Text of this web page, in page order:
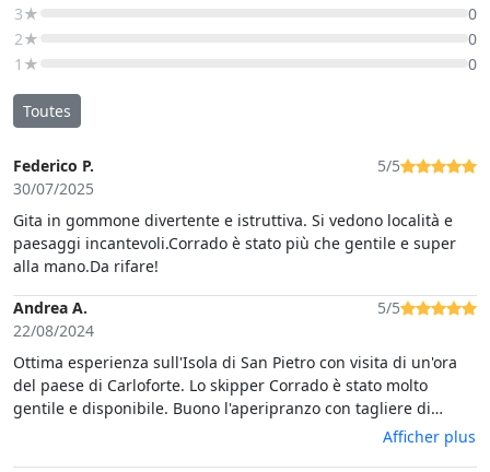
3★
0
2★
0
1★
0
Toutes
Federico P.
30/07/2025
5/5
Gita in gommone divertente e istruttiva. Si vedono località e
paesaggi incantevoli.Corrado è stato più che gentile e super
alla mano.Da rifare!
Andrea A.
22/08/2024
5/5
Ottima esperienza sull'Isola di San Pietro con visita di un'ora
del paese di Carloforte. Lo skipper Corrado è stato molto
gentile e disponibile. Buono l'aperipranzo con tagliere di
Afficher plus